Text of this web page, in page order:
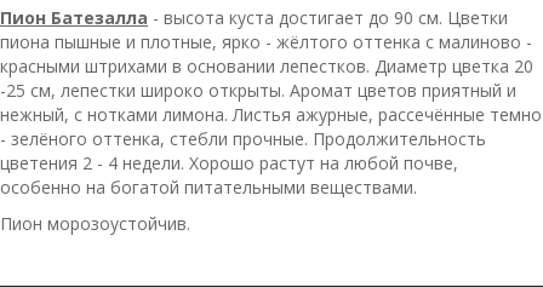
Пион Батезалла - высота куста достигает до 90 см. Цветки
пиона пышные и плотные, ярко - жёлтого оттенка с малиново -
красными штрихами в основании лепестков. Диаметр цветка 20
-25 см, лепестки широко открыты. Аромат цветов приятный и
нежный, с нотками лимона. Листья ажурные, рассечённые темно
- зелёного оттенка, стебли прочные. Продолжительность
цветения 2 - 4 недели. Хорошо растут на любой почве,
особенно на богатой питательными веществами.
Пион морозоустойчив.